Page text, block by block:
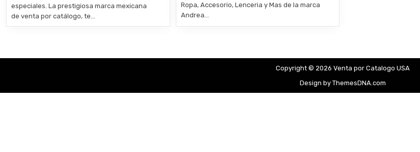
especiales. La prestigiosa marca mexicana
de venta por catálogo, te…
Ropa, Accesorio, Lenceria y Mas de la marca
Andrea…
Copyright © 2026 Venta por Catalogo USA
Design by ThemesDNA.com